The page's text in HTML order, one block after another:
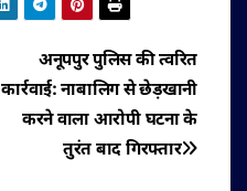
अनूपपुर पुलिस की त्वरित
कार्रवाई: नाबालिग से छेड़खानी
करने वाला आरोपी घटना के
तुरंत बाद गिरफ्तार